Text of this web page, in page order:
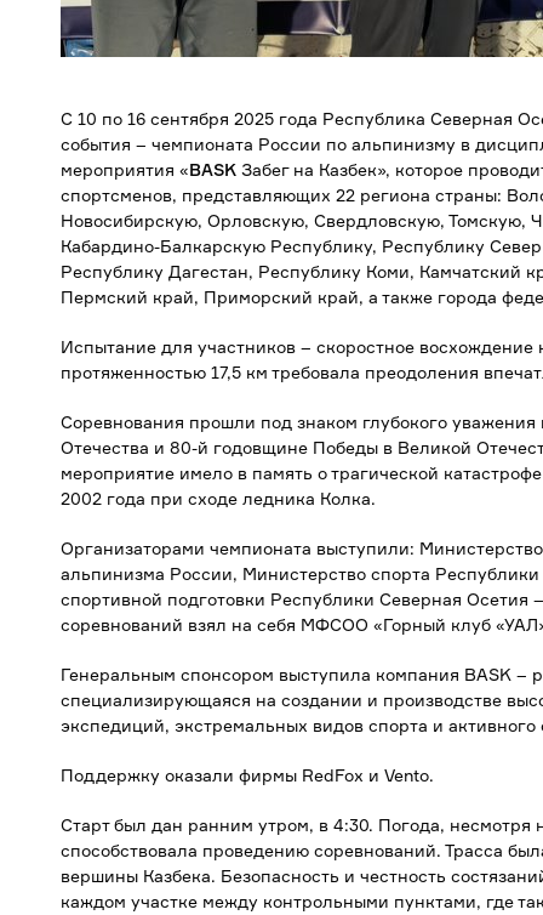
С 10 по 16 сентября 2025 года Республика Северная
события – чемпионата России по альпинизму в
мероприятия «BASK Забег на Казбек», которое
спортсменов, представляющих 22 региона страны:
Новосибирскую, Орловскую, Свердловскую, Томскую,
Кабардино-Балкарскую Республику, Республику
Республику Дагестан, Республику Коми, Камчатский
Пермский край, Приморский край, а также города
Испытание для участников – скоростное
протяженностью 17,5 км требовала преодоления
Соревнования прошли под знаком глубокого
Отечества и 80-й годовщине Победы в Великой
мероприятие имело в память о трагической
2002 года при сходе ледника Колка.
Организаторами чемпионата выступили:
альпинизма России, Министерство спорта
спортивной подготовки Республики Северная
соревнований взял на себя МФСОО «Горный клуб
Генеральным спонсором выступила компания BASK –
специализирующаяся на создании и производстве
экспедиций, экстремальных видов спорта и активного
Поддержку оказали фирмы RedFox и Vento.
Старт был дан ранним утром, в 4:30. Погода, несмотря
способствовала проведению соревнований. Трасса
вершины Казбека. Безопасность и честность
каждом участке между контрольными пунктами, где